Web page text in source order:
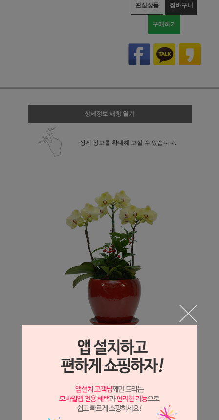
관심상품 장바구니
구매하기
상세정보 새창 열기
상세 정보를 확대해 보실 수 있습니다.